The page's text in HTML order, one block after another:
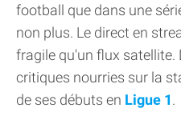
football que dans une
non plus. Le direct en
fragile qu'un flux satellite.
critiques nourries sur la
de ses débuts en Ligue 1.